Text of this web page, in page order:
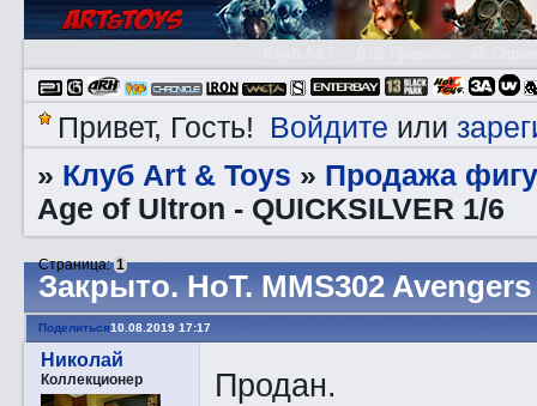
Привет, Гость! Войдите или
» Клуб Art & Toys » Продажа
Age of Ultron - QUICKSILVER 1/6
Закрытo. HоT. MMS302
Страница:1
Поделиться10.08.2019 17:17
Николай
Коллекционер
Продан.